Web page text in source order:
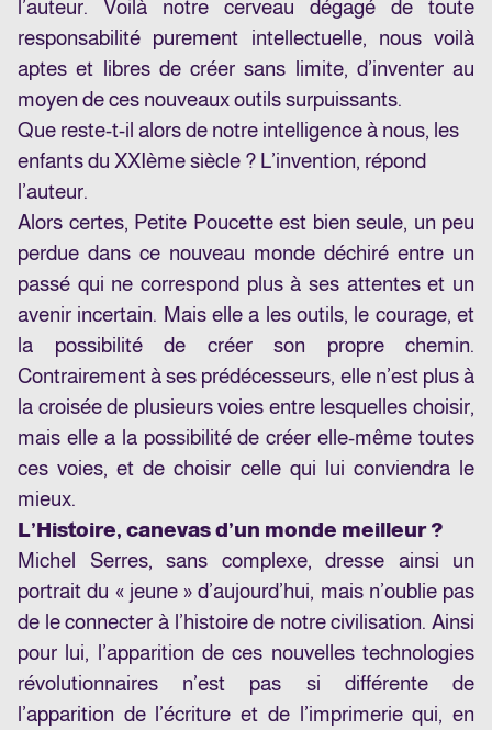
l’auteur. Voilà notre cerveau dégagé de toute
responsabilité purement intellectuelle, nous voilà
aptes et libres de créer sans limite, d’inventer au
moyen de ces nouveaux outils surpuissants.
Que reste-t-il alors de notre intelligence à nous, les
enfants du XXIème siècle ? L’invention, répond
l’auteur.
Alors certes, Petite Poucette est bien seule, un peu
perdue dans ce nouveau monde déchiré entre un
passé qui ne correspond plus à ses attentes et un
avenir incertain. Mais elle a les outils, le courage, et
la possibilité de créer son propre chemin.
Contrairement à ses prédécesseurs, elle n’est plus à
la croisée de plusieurs voies entre lesquelles choisir,
mais elle a la possibilité de créer elle-même toutes
ces voies, et de choisir celle qui lui conviendra le
mieux.
L’Histoire, canevas d’un monde meilleur ?
Michel Serres, sans complexe, dresse ainsi un
portrait du « jeune » d’aujourd’hui, mais n’oublie pas
de le connecter à l’histoire de notre civilisation. Ainsi
pour lui, l’apparition de ces nouvelles technologies
révolutionnaires n’est pas si différente de
l’apparition de l’écriture et de l’imprimerie qui, en